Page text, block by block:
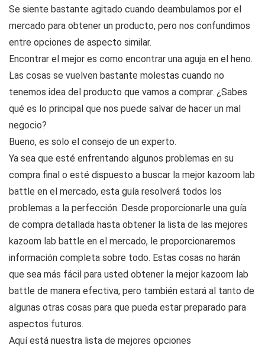
Se siente bastante agitado cuando deambulamos por el
mercado para obtener un producto, pero nos confundimos
entre opciones de aspecto similar.
Encontrar el mejor es como encontrar una aguja en el heno.
Las cosas se vuelven bastante molestas cuando no
tenemos idea del producto que vamos a comprar. ¿Sabes
qué es lo principal que nos puede salvar de hacer un mal
negocio?
Bueno, es solo el consejo de un experto.
Ya sea que esté enfrentando algunos problemas en su
compra final o esté dispuesto a buscar la mejor kazoom lab
battle en el mercado, esta guía resolverá todos los
problemas a la perfección. Desde proporcionarle una guía
de compra detallada hasta obtener la lista de las mejores
kazoom lab battle en el mercado, le proporcionaremos
información completa sobre todo. Estas cosas no harán
que sea más fácil para usted obtener la mejor kazoom lab
battle de manera efectiva, pero también estará al tanto de
algunas otras cosas para que pueda estar preparado para
aspectos futuros.
Aquí está nuestra lista de mejores opciones